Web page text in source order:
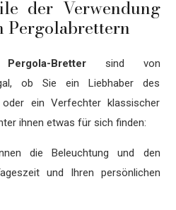
der Verwendung
Pergolabrettern
Brettersind von
ob Sie ein Liebhaber des
oder ein Verfechter klassischer
ihnen etwas für sich finden:
die Beleuchtung und den
und Ihren persönlichen